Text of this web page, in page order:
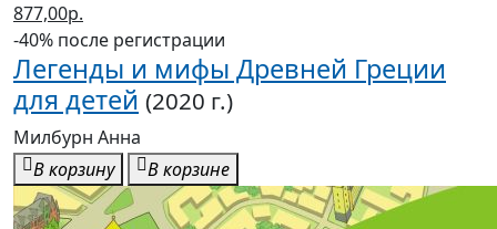
877,00р.
-40% после регистрации
Легенды и мифы Древней Греции
для детей (2020 г.)
Милбурн Анна
В корзину
В корзине